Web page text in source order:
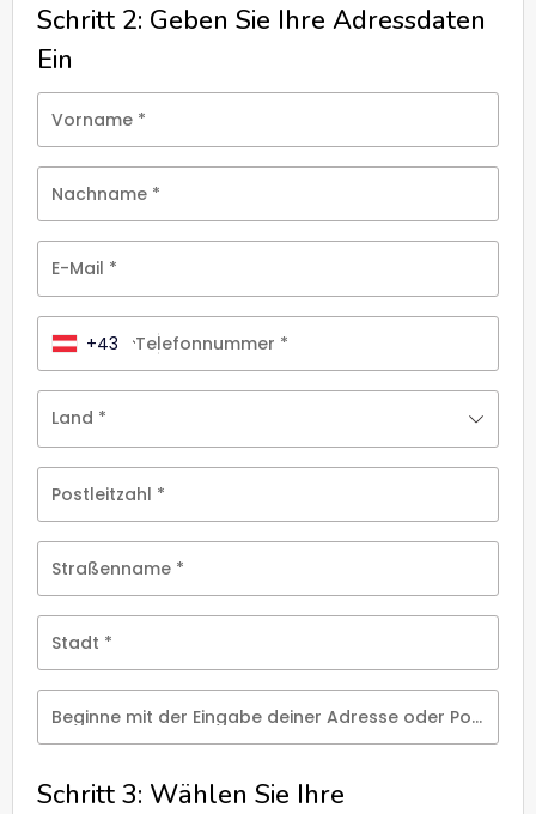
Schritt 2: Geben Sie Ihre Adressdaten
Ein
Vorname *
Nachname *
E-Mail *
Telefonnummer *
+43
Land *
Postleitzahl *
Straßenname *
Stadt *
Beginne mit der Eingabe deiner Adresse oder Postleitzahl
Schritt 3: Wählen Sie Ihre